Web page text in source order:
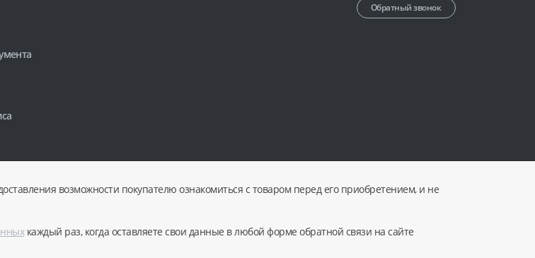
Обратный звонок
возможности покупателю ознакомиться с товаром перед его приобретением, и не
каждый раз, когда оставляете свои данные в любой форме обратной связи на сайте